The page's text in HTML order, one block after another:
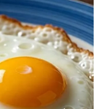
mengelak
inisiatif
kerja